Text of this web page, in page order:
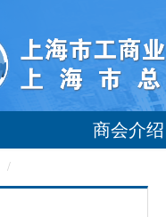
商会介绍
/